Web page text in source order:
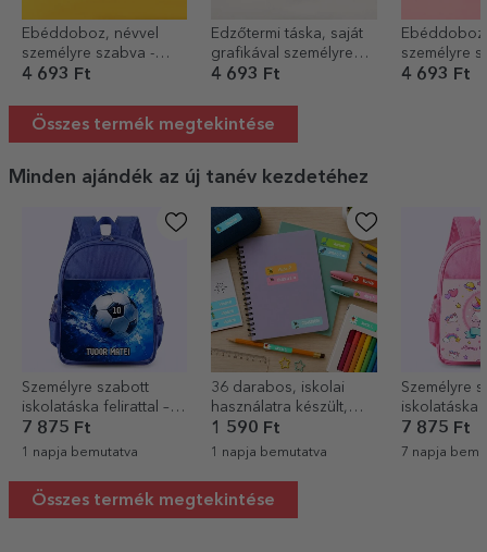
Ebéddoboz, névvel
személyre szabva -
Lego
4 693 Ft
Edzőtermi táska, saját
grafikával személyre
szabva
4 693 Ft
személyre
Unicorn
4 693 Ft
Összes termék megtekintése
Minden ajándék az új tanév kezdetéhez
Személyre szabott
iskolatáska felirattal –
Labdarúgás
7 875 Ft
1 napja bemutatva
36 darabos, iskolai
használatra készült,
személyre szabott
matricakészlet
1 590 Ft
1 napja bemutatva
Személyre
iskolatáska
Unicorn
7 875 Ft
7 napja
Összes termék megtekintése